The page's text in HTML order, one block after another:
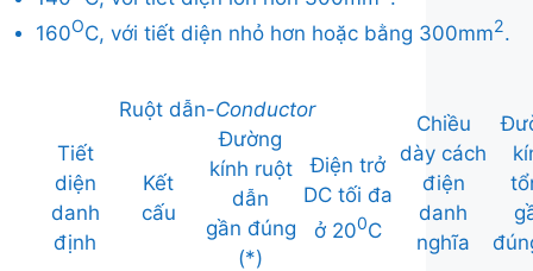
160OC, với tiết diện nhỏ hơn hoặc bằng 300mm2.
Ruột dẫn-Conductor
Chiều
dày cách
điện
danh
nghĩa
Tiết
diện
danh
định
Kết
cấu
Đường
kính ruột
dẫn
gần đúng
(*)
Điện trở
DC tối đa
ở 200C